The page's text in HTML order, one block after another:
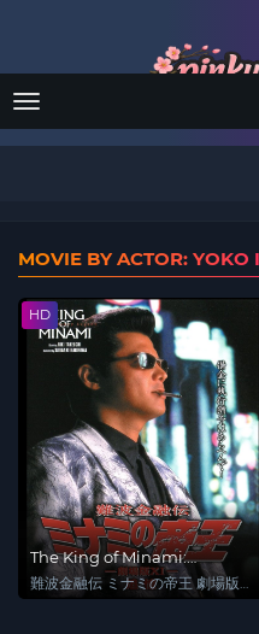
Menu
MOVIE BY ACTOR: YOKO
HD
The King of Minami:
Recollection
難波金融伝 ミナミの帝王 劇場版